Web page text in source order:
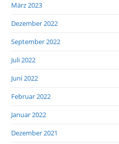
März 2023
Dezember 2022
September 2022
Juli 2022
Juni 2022
Februar 2022
Januar 2022
Dezember 2021